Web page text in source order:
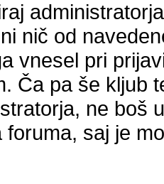
nič od
vnesel pri
Ča pa še kljub
ne boš
foruma, saj je